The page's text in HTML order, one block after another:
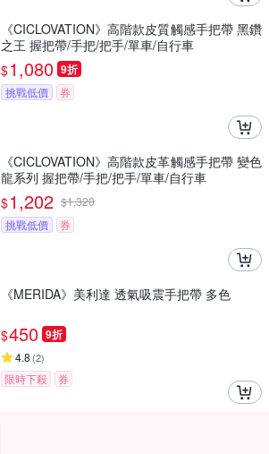
《CICLOVATION》高階款皮質觸感手把帶 黑鑽
之王 握把帶/手把/把手/單車/自行車
$1,080 9折
挑戰低價 券
《CICLOVATION》高階款皮革觸感手把帶 變色
龍系列 握把帶/手把/把手/單車/自行車
$1,202 $1,320
挑戰低價
券
《MERIDA》美利達 透氣吸震手把帶 多色
$450 9折
4.8 (2)
限時下殺 券